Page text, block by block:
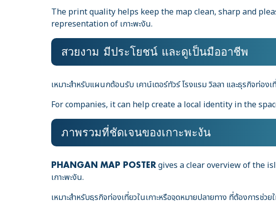
The print quality helps keep the map clean, sharp and
representation of เกาะพะงัน.
สวยงาม มีประโยชน์ และดูเป็นมืออาชีพ
เหมาะสำหรับแผนกต้อนรับ เคาน์เตอร์ทัวร์ โรงแรม วิลลา และธุรกิจท่อ
For companies, it can help create a local identity in the
ภาพรวมที่ชัดเจนของเกาะพะงัน
PHANGAN MAP POSTER gives a clear overview of the
เกาะพะงัน.
เหมาะสำหรับธุรกิจท่องเที่ยวในเกาะหรือจุดหมายปลายทาง ที่ต้องการ